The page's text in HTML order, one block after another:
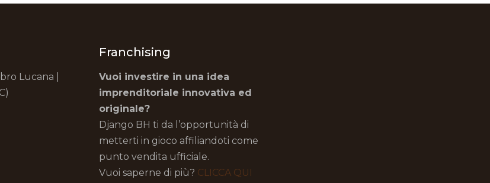
Lucana |
Franchising
Vuoi investire in una idea
imprenditoriale innovativa ed
originale?
Django BH ti da l’opportunità di
metterti in gioco affiliandoti come
punto vendita ufficiale.
Vuoi saperne di più? CLICCA QUI